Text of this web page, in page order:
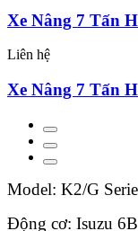
Xe Nâng 7 Tấn
Liên hệ
Xe Nâng 7 Tấn
Model: K2/G
Động cơ: Isuzu